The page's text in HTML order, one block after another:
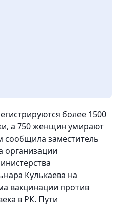
более 1500
а 750 женщин умирают
сообщила заместитель
организации
Кулькаева на
вакцинации против
в РК. Пути